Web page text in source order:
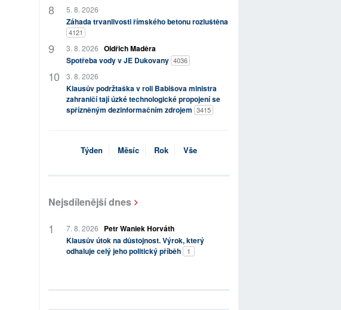
5. 8. 2026
Záhada trvanlivosti římského betonu rozluštěna
4121
3. 8. 2026 Oldřich Maděra
Spotřeba vody v JE Dukovany 4036
3. 8. 2026
Klausův podržtaška v roli Babišova ministra
zahraničí tají úzké technologické propojení se
spřízněným dezinformačním zdrojem 3415
Týden Měsíc Rok Vše
Nejsdílenější dnes
7. 8. 2026
Petr Waniek Horváth
Klausův útok na důstojnost. Výrok, který
odhaluje celý jeho politický příběh
1